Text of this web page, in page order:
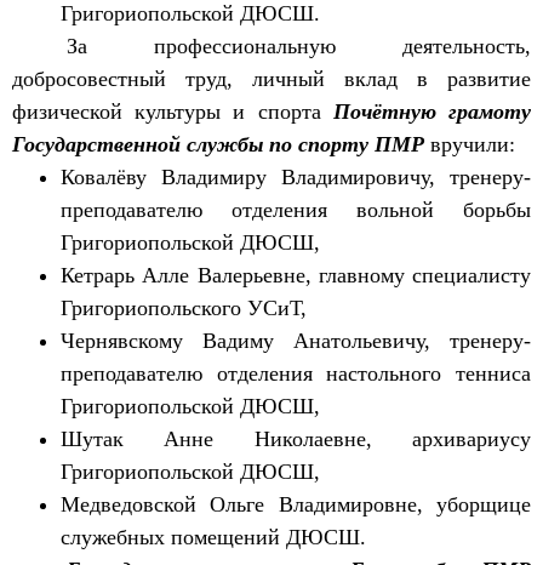
Григориопольской ДЮСШ.
За профессиональную деятельность,
добросовестный труд, личный вклад в развитие
физической культуры и спорта Почётную грамоту
Государственной службы по спорту ПМР вручили:
Ковалёву Владимиру Владимировичу, тренеру-
преподавателю отделения вольной борьбы
Григориопольской ДЮСШ,
Кетрарь Алле Валерьевне, главному специалисту
Григориопольского УСиТ,
Чернявскому Вадиму Анатольевичу, тренеру-
преподавателю отделения настольного тенниса
Григориопольской ДЮСШ,
Шутак Анне Николаевне, архивариусу
Григориопольской ДЮСШ,
Медведовской Ольге Владимировне, уборщице
служебных помещений ДЮСШ.